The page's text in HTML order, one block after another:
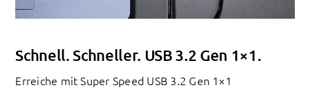
Schnell. Schneller. USB 3.2 Gen 1×1.
Erreiche mit Super Speed USB 3.2 Gen 1×1